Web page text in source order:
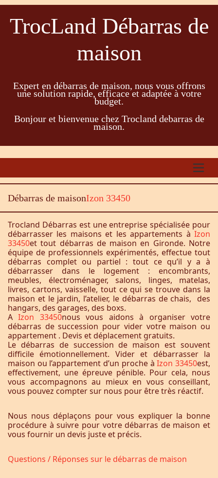
TrocLand Débarras de
maison
Expert en débarras de maison, nous vous offrons
une solution rapide, efficace et adaptée à votre
budget.
Bonjour et bienvenue chez Trocland debarras de
maison.
Débarras de maisonIzon 33450
Trocland Débarras est une entreprise spécialisée pour
débarrasser les maisons et les appartements à Izon
33450et tout débarras de maison en Gironde. Notre
équipe de professionnels expérimentés, effectue tout
débarras complet ou partiel : tout ce qu’il y a à
débarrasser dans le logement : encombrants,
meubles, électroménager, salons, linges, matelas,
livres, cartons, vaisselle, tout ce qui se trouve dans la
maison et le jardin, l’atelier, le débarras de chais, des
hangars, des garages, des boxs.
AIzon 33450nous vous aidons à organiser votre
débarras de succession pour vider votre maison ou
appartement . Devis et déplacement gratuits.
Le débarras de succession de maison est souvent
difficile émotionnellement. Vider et débarrasser la
maison ou l’appartement d’un proche àIzon 33450est,
effectivement, une épreuve pénible. Pour cela, nous
vous accompagnons au mieux en vous conseillant,
vous pouvez compter sur nous pour être très réactif.
Nous nous déplaçons pour vous expliquer la bonne
procédure à suivre pour votre débarras de maison et
vous fournir un devis juste et précis.
Questions / Réponses sur le débarras de maison